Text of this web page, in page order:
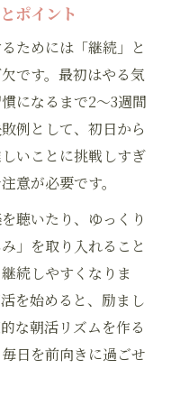
ポイント
ためには「継続」と
です。最初はやる気
になるまで2〜3週間
例として、初日から
いことに挑戦しすぎ
意が必要です。
聴いたり、ゆっくり
」を取り入れること
続しやすくなりま
を始めると、励まし
な朝活リズムを作る
日を前向きに過ごせ